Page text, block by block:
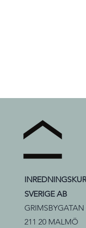
SVERIGE AB
GRIMSBYGATAN
211 20 MALMÖ